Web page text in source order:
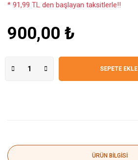
* 91,99 TL den başlayan taksitlerle!!
900,00 ₺
SEPETE EKLE
ÜRÜN BILGISI